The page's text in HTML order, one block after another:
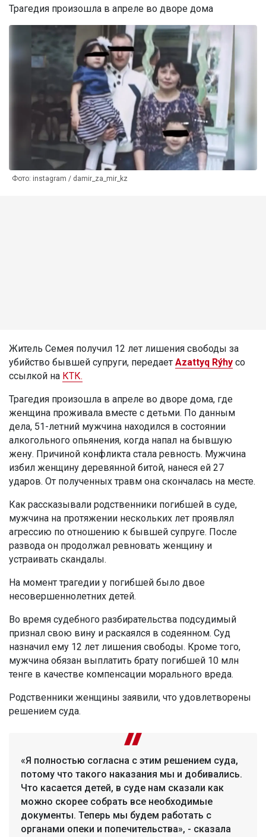
Трагедия произошла в апреле во дворе дома
Фото: instagram / damir_za_mir_kz
Житель Семея получил 12 лет лишения свободы за
убийство бывшей супруги, передает Azattyq Rýhy со
ссылкой на КТК.
Трагедия произошла в апреле во дворе дома, где
женщина проживала вместе с детьми. По данным
дела, 51-летний мужчина находился в состоянии
алкогольного опьянения, когда напал на бывшую
жену. Причиной конфликта стала ревность. Мужчина
избил женщину деревянной битой, нанеся ей 27
ударов. От полученных травм она скончалась на месте.
Как рассказывали родственники погибшей в суде,
мужчина на протяжении нескольких лет проявлял
агрессию по отношению к бывшей супруге. После
развода он продолжал ревновать женщину и
устраивать скандалы.
На момент трагедии у погибшей было двое
несовершеннолетних детей.
Во время судебного разбирательства подсудимый
признал свою вину и раскаялся в содеянном. Суд
назначил ему 12 лет лишения свободы. Кроме того,
мужчина обязан выплатить брату погибшей 10 млн
тенге в качестве компенсации морального вреда.
Родственники женщины заявили, что удовлетворены
решением суда.
«Я полностью согласна с этим решением суда,
потому что такого наказания мы и добивались.
Что касается детей, в суде нам сказали как
можно скорее собрать все необходимые
документы. Теперь мы будем работать с
органами опеки и попечительства», - сказала